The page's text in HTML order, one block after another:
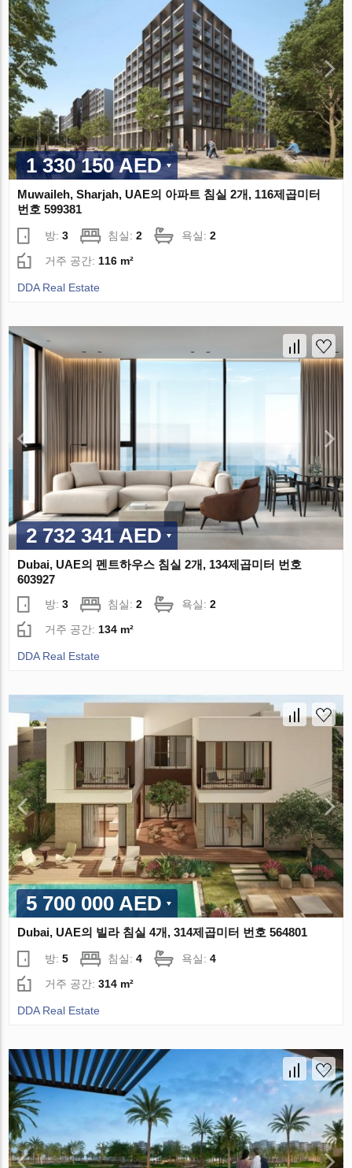
1 330 150 AED
Muwaileh, Sharjah, UAE의 아파트 침실 2개, 116제곱미터
번호 599381
방:3 침실:2 욕실:2
거주 공간: 116 m²
DDA Real Estate
2 732 341 AED
Dubai, UAE의 펜트하우스 침실 2개, 134제곱미터 번호
603927
방:3 침실:2 욕실:2
거주 공간: 134 m²
DDA Real Estate
5 700 000 AED
Dubai, UAE의 빌라 침실 4개, 314제곱미터 번호 564801
방:5 침실:4 욕실:4
거주 공간:314 m²
DDA Real Estate